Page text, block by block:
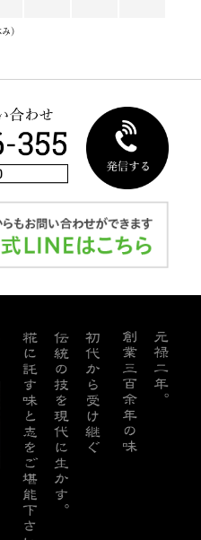
糀屋本店